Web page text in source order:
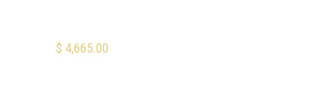
$ 4,665.00
AÑADIR AL CARRITO